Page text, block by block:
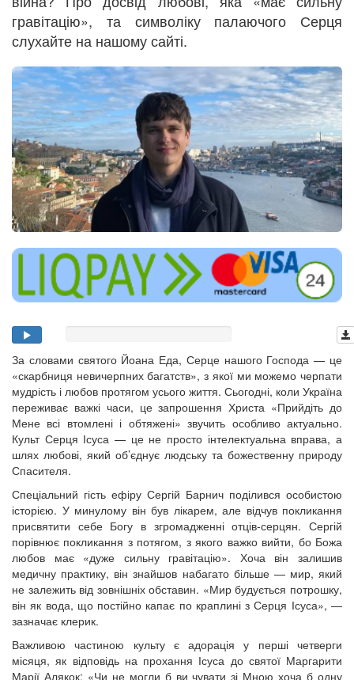
гравітацію», та символіку палаючого Серця
слухайте на нашому сайті.
За словами святого Йоана Еда, Серце нашого Господа — це
«скарбниця невичерпних багатств», з якої ми можемо черпати
мудрість і любов протягом усього життя. Сьогодні, коли Україна
переживає важкі часи, це запрошення Христа «Прийдіть до
Мене всі втомлені і обтяжені» звучить особливо актуально.
Культ Серця Ісуса — це не просто інтелектуальна вправа, а
шлях любові, який об’єднує людську та божественну природу
Спасителя.
Спеціальний гість ефіру Сергій Барнич поділився особистою
історією. У минулому він був лікарем, але відчув покликання
присвятити себе Богу в згромадженні отців-серцян. Сергій
порівнює покликання з потягом, з якого важко вийти, бо Божа
любов має «дуже сильну гравітацію». Хоча він залишив
медичну практику, він знайшов набагато більше — мир, який
не залежить від зовнішніх обставин. «Мир будується потрошку,
він як вода, що постійно капає по краплині з Серця Ісуса», —
зазначає клерик.
Важливою частиною культу є адорація у перші четверги
місяця, як відповідь на прохання Ісуса до святої Маргарити
Марії Алякок: «Чи не могли б ви чувати зі Мною хоча б одну